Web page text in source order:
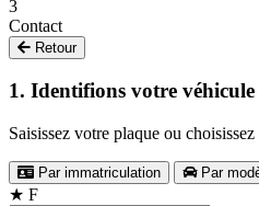
3
Contact
Retour
1. Identifions votre véhicule
Saisissez votre plaque ou
Par immatriculation Par
★ F